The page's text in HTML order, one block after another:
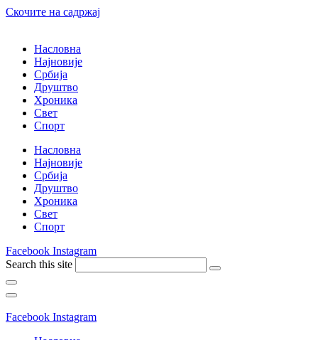
Скочите на садржај
Насловна
Најновије
Србија
Друштво
Хроника
Свет
Спорт
Насловна
Најновије
Србија
Друштво
Хроника
Свет
Спорт
Facebook Instagram
Search this site
Facebook Instagram